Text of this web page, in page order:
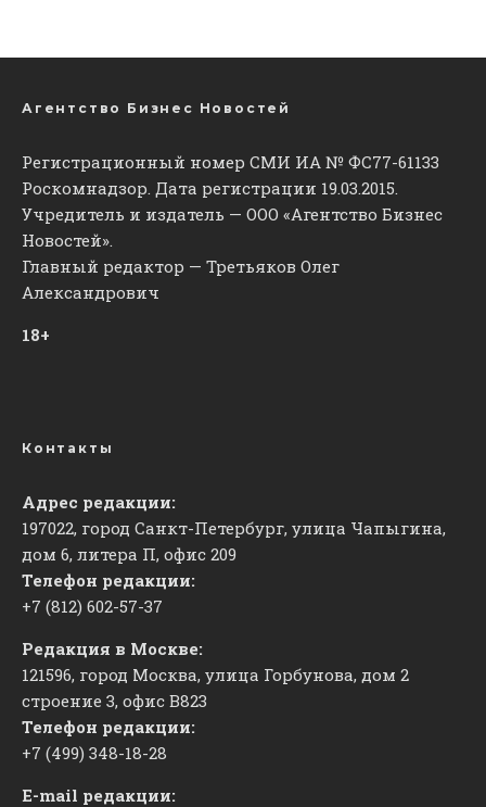
Агентство Бизнес Новостей
Регистрационный номер СМИ ИА № ФС77-61133
Роскомнадзор. Дата регистрации 19.03.2015.
Учредитель и издатель — ООО «Агентство Бизнес
Новостей».
Главный редактор — Третьяков Олег
Александрович
18+
Контакты
Адрес редакции:
197022, город Санкт-Петербург, улица Чапыгина,
дом 6, литера П, офис 209
Телефон редакции:
+7 (812) 602-57-37
Редакция в Москве:
121596, город Москва, улица Горбунова, дом 2
строение 3, офис ​В823
Телефон редакции:
+7 (499) 348-18-28
E-mail редакции: